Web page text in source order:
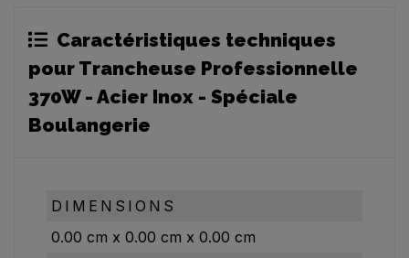
Caractéristiques techniques
pour Trancheuse Professionnelle
370W - Acier Inox - Spéciale
Boulangerie
DIMENSIONS
0.00 cm x 0.00 cm x 0.00 cm